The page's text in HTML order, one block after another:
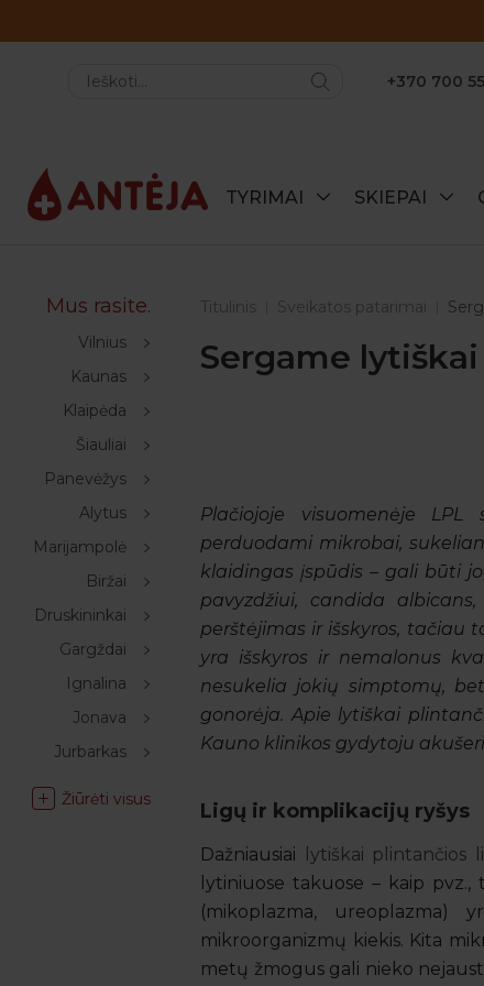
+370 700
TYRIMAI SKIEPAI
Mus rasite.
Vilnius
Kaunas
Klaipėda
Šiauliai
Panevėžys
Alytus
Marijampolė
Biržai
Druskininkai
Gargždai
Ignalina
Jonava
Jurbarkas
Žiūrėti visus
Titulinis Sveikatos patarimai
Sergame
Plačiojoje visuomenėje
perduodami mikrobai,
klaidingas įspūdis – gali būti
pavyzdžiui, candida
perštėjimas ir išskyros, tačiau
yra išskyros ir nemalonus
nesukelia jokių simptomų,
gonorėja. Apie lytiškai
Kauno klinikos gydytoju
Ligų ir komplikacijų ryšys
Dažniausiai lytiškai plintančios
lytiniuose takuose – kaip pvz.,
(mikoplazma, ureoplazma)
mikroorganizmų kiekis. Kita
metų žmogus gali nieko